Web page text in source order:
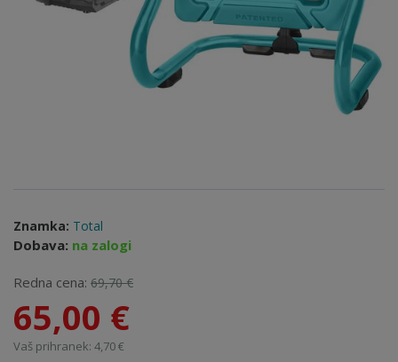
Znamka: Total
Dobava: na zalogi
Redna cena: 69,70 €
65,00 €
Vaš prihranek: 4,70 €